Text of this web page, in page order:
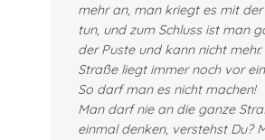
mehr an, man kriegt es mit
tun, und zum Schluss ist man
der Puste und kann nicht
Straße liegt immer noch vor
So darf man es nicht machen!
Man darf nie an die ganze
einmal denken, verstehst Du?